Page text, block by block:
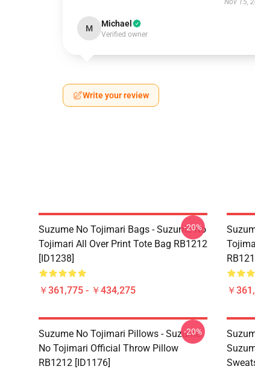
Nov 15,
M Michael
Verified owner
Write your review
Suzume No Tojimari Bags - Suzume No
Tojimari All Over Print Tote Bag RB1212
[ID1238]
￥361,775 - ￥434,275
-20%
￥
Suzume No Tojimari Pillows - Suzume
No Tojimari Official Throw Pillow
RB1212 [ID1176]
-20%